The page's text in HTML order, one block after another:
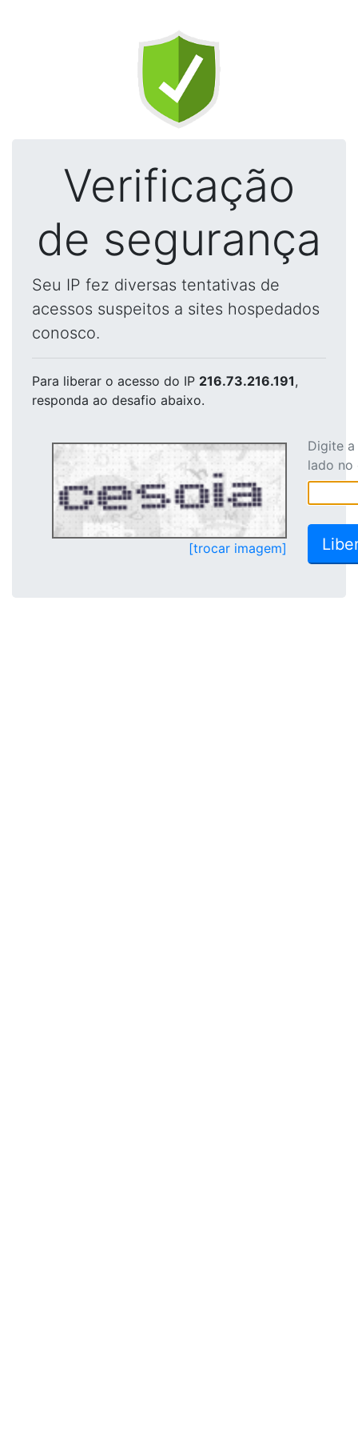
Verificação
de segurança
Seu IP fez diversas tentativas de
acessos suspeitos a sites hospedados
conosco.
Para liberar o acesso do IP 216.73.216.191,
responda ao desafio abaixo.
[trocar imagem]
Digite
lado no